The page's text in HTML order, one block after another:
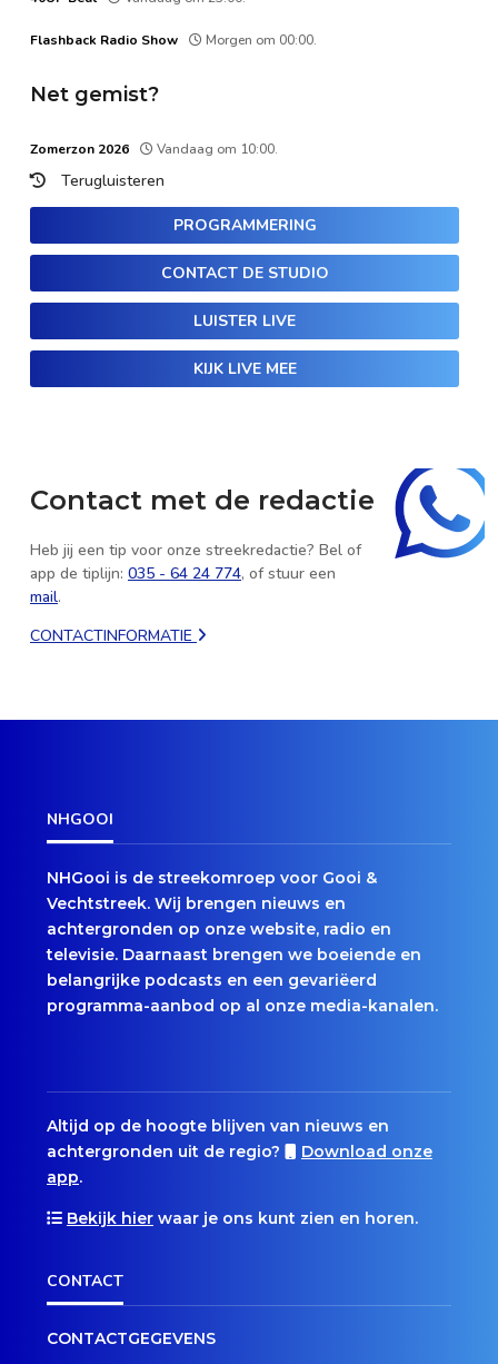
Flashback Radio Show Morgen om 00:00.
Net gemist?
Zomerzon 2026 Vandaag om 10:00.
Terugluisteren
PROGRAMMERING
CONTACT DE STUDIO
LUISTER LIVE
KIJK LIVE MEE
Contact met de redactie
Heb jij een tip voor onze streekredactie? Bel of
app de tiplijn: 035 - 64 24 774, of stuur een
mail.
CONTACTINFORMATIE
NHGOOI
NHGooi is de streekomroep voor Gooi &
Vechtstreek. Wij brengen nieuws en
achtergronden op onze website, radio en
televisie. Daarnaast brengen we boeiende en
belangrijke podcasts en een gevariëerd
programma-aanbod op al onze media-kanalen.
Altijd op de hoogte blijven van nieuws en
achtergronden uit de regio?
Download onze
app.
Bekijk hier waar je ons kunt zien en horen.
CONTACT
CONTACTGEGEVENS